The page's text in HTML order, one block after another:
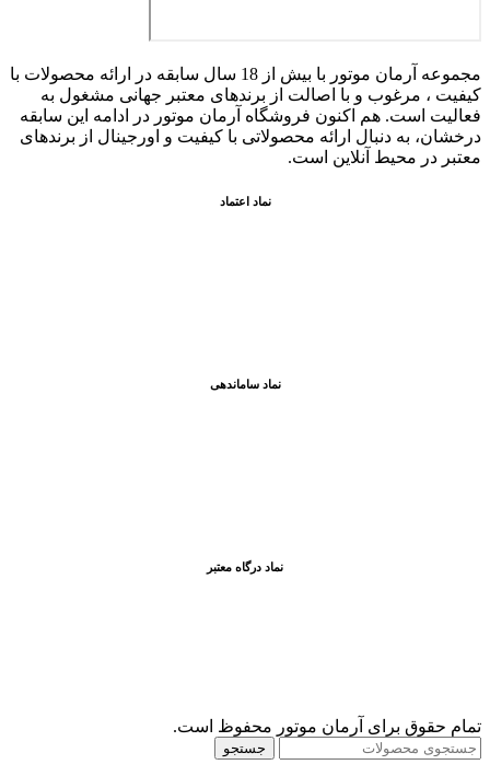
مجموعه آرمان موتور با بیش از 18 سال سابقه در ارائه محصولات با
کيفيت ، مرغوب و با اصالت از برندهای معتبر جهانی مشغول به
فعاليت است. هم اکنون فروشگاه آرمان موتور در ادامه اين سابقه
درخشان، به دنبال ارائه محصولاتی با کيفيت و اورجينال از برندهای
معتبر در محيط آنلاين است.
نماد اعتماد
نماد ساماندهی
نماد درگاه معتبر
تمام حقوق برای آرمان موتور محفوظ است.
جستجو